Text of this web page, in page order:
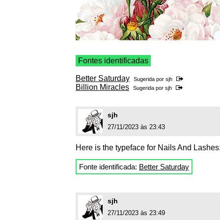
Fontes identificadas
Better Saturday Sugerida por sjh
Billion Miracles Sugerida por sjh
sjh
27/11/2023 às 23:43
Here is the typeface for Nails And
Fonte identificada: Better Saturday
sjh
27/11/2023 às 23:49